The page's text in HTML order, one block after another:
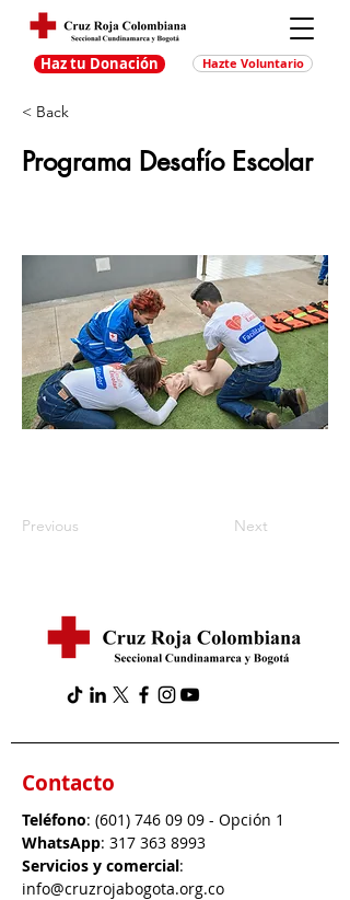
Haz tu Donación Hazte Voluntario
< Back
Programa Desafío Escolar
Previous Next
Contacto
Teléfono: (601) 746 09 09 - Opción 1
WhatsApp: 317 363 8993
Servicios y comercial:
info@cruzrojabogota.org.co